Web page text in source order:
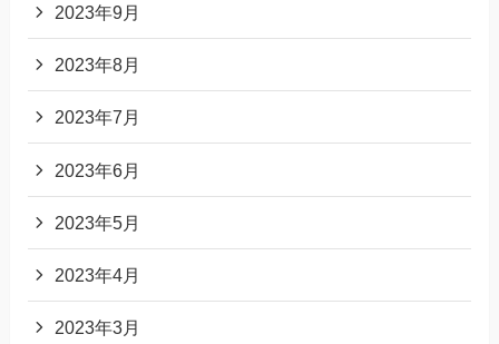
2023年9月
2023年8月
2023年7月
2023年6月
2023年5月
2023年4月
2023年3月